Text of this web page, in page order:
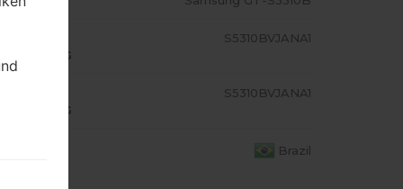
S5310BVJANA1
S5310BVJANA1
Brazil